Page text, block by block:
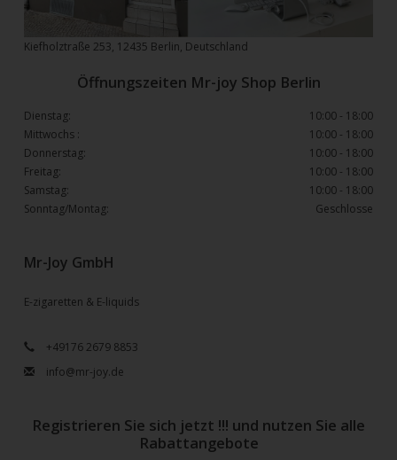
Mr-Joy GmbH
E-zigaretten & E-liquids
+49176 2679 8853
info@mr-joy.de
Kiefholztraße 253, 12435 Berlin, Deutschland
Öffnungszeiten Mr-joy Shop Berlin
Dienstag:
10:00 - 18:00
Mittwochs :
10:00 - 18:00
Donnerstag:
10:00 - 18:00
Freitag:
10:00 - 18:00
Samstag:
10:00 - 18:00
Sonntag/Montag:
Geschlosse
Registrieren Sie sich jetzt !!! und nutzen Sie alle
Rabattangebote